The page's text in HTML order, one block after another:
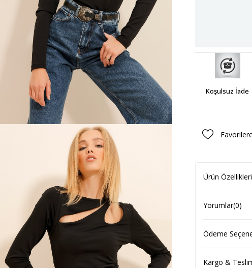
Koşulsuz İade
Ürün Özellikleri
Yorumlar(0)
Ödeme
Kargo &